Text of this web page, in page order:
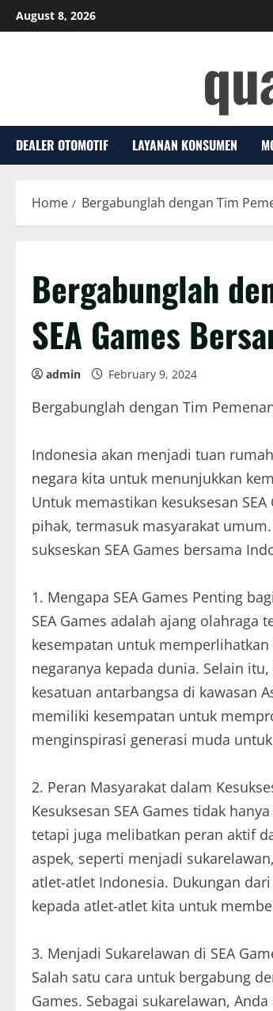
Skip
to
August 8, 2026
DEALER OTOMOTIF LAYANAN KONSUMEN
Home Bergabunglah dengan Tim
Bergabunglah
SEA Games
admin February 9, 2024
Bergabunglah dengan Tim
Indonesia akan menjadi tuan
negara kita untuk menunjukkan
Untuk memastikan kesuksesan
pihak, termasuk masyarakat
sukseskan SEA Games bersama
1. Mengapa SEA Games Penting
SEA Games adalah ajang olahraga
kesempatan untuk
negaranya kepada dunia. Selain
kesatuan antarbangsa di kawasan
memiliki kesempatan untuk
menginspirasi generasi muda
2. Peran Masyarakat dalam
Kesuksesan SEA Games tidak
tetapi juga melibatkan peran aktif
aspek, seperti menjadi
atlet-atlet Indonesia. Dukungan
kepada atlet-atlet kita untuk
3. Menjadi Sukarelawan di SEA
Salah satu cara untuk bergabung
Games. Sebagai sukarelawan,